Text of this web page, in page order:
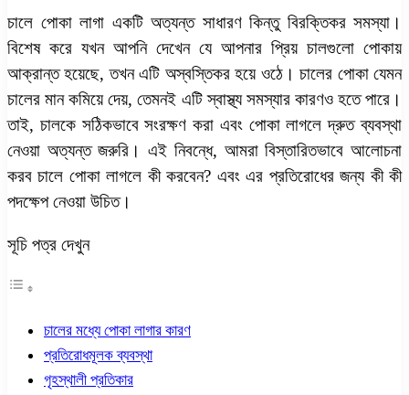
চালে পোকা লাগা একটি অত্যন্ত সাধারণ কিন্তু বিরক্তিকর সমস্যা।
বিশেষ করে যখন আপনি দেখেন যে আপনার প্রিয় চালগুলো পোকায়
আক্রান্ত হয়েছে, তখন এটি অস্বস্তিকর হয়ে ওঠে। চালের পোকা যেমন
চালের মান কমিয়ে দেয়, তেমনই এটি স্বাস্থ্য সমস্যার কারণও হতে পারে।
তাই, চালকে সঠিকভাবে সংরক্ষণ করা এবং পোকা লাগলে দ্রুত ব্যবস্থা
নেওয়া অত্যন্ত জরুরি। এই নিবন্ধে, আমরা বিস্তারিতভাবে আলোচনা
করবচালে পোকা লাগলে কী করবেন? এবং এর প্রতিরোধের জন্য কী কী
পদক্ষেপ নেওয়া উচিত।
সূচি পত্র দেখুন
চালের মধ্যে পোকা লাগার কারণ
প্রতিরোধমূলক ব্যবস্থা
গৃহস্থালী প্রতিকার